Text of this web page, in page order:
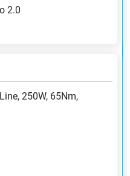
2.0
250W, 65Nm,